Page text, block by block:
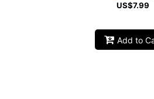
US$7.99
Add to